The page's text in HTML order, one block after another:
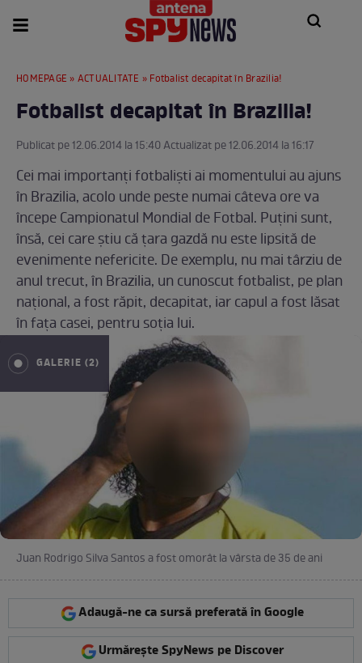
HOMEPAGE » ACTUALITATE » Fotbalist decapitat în Brazilia!
Fotbalist decapitat în Brazilia!
Publicat pe 12.06.2014 la 15:40 Actualizat pe 12.06.2014 la 16:17
Cei mai importanţi fotbalişti ai momentului au ajuns
în Brazilia, acolo unde peste numai câteva ore va
începe Campionatul Mondial de Fotbal. Puţini sunt,
însă, cei care ştiu că ţara gazdă nu este lipsită de
evenimente nefericite. De exemplu, nu mai târziu de
anul trecut, în Brazilia, un cunoscut fotbalist, pe plan
naţional, a fost răpit, decapitat, iar capul a fost lăsat
în faţa casei, pentru soţia lui.
GALERIE (2)
Juan Rodrigo Silva Santos a fost omorât la vârsta de 35 de ani
Adaugă-ne ca sursă preferată în Google
Urmărește SpyNews pe Discover